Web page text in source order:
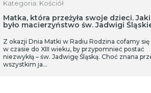
Kategoria: Kościół
Matka, która przeżyła swoje dzieci.
było macierzyństwo św. Jadwigi
Z okazji Dnia Matki w Radiu Rodzina cofamy się
w czasie do XIII wieku, by przypomnieć postać
niezwykłą – św. Jadwigę Śląską. Choć znana
wszystkim ja…